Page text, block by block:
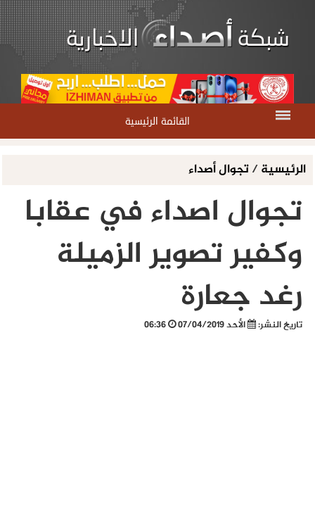
القائمة الرئيسية
الرئيسية/تجوال أصداء
تجوال اصداء في عقابا
وكفير تصوير الزميلة
رغد جعارة
تاريخ النشر: الأحد 07/04/2019